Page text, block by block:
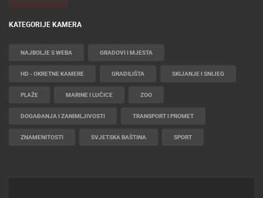
KATEGORIJE KAMERA
NAJBOLJE S WEBA GRADOVI I MJESTA
HD - OKRETNE KAMERE GRADILIŠTA SKIJANJE I SNIJEG
PLAŽE MARINE I LUČICE ZOO
DOGAĐANJA I ZANIMLJIVOSTI TRANSPORT I PROMET
ZNAMENITOSTI SVJETSKA BAŠTINA SPORT